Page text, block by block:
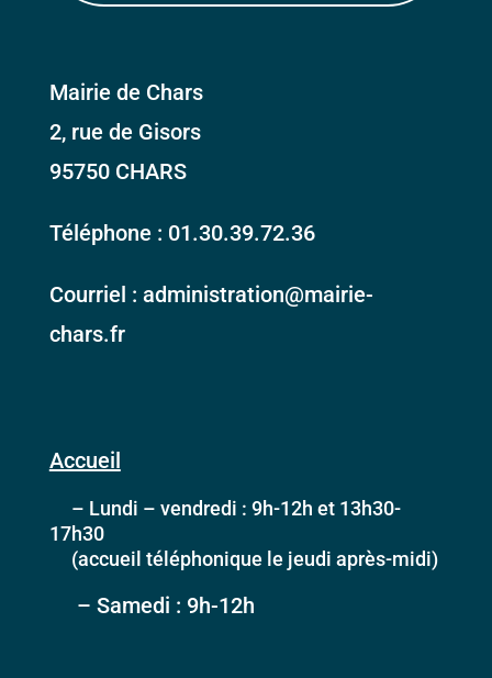
Mairie de Chars
2, rue de Gisors
95750 CHARS
Téléphone : 01.30.39.72.36
Courriel : administration@mairie-
chars.fr
Accueil
– Lundi – vendredi : 9h-12h et 13h30-
17h30
(accueil téléphonique le jeudi après-midi)
– Samedi : 9h-12h